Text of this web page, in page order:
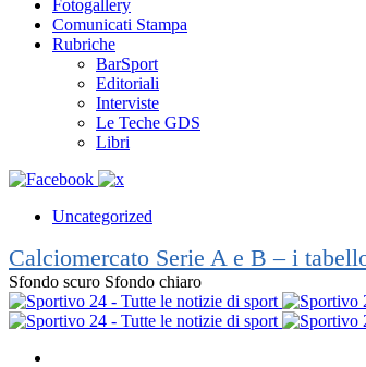
Fotogallery
Comunicati Stampa
Rubriche
BarSport
Editoriali
Interviste
Le Teche GDS
Libri
Uncategorized
Calciomercato Serie A e B – i
Sfondo scuro Sfondo chiaro